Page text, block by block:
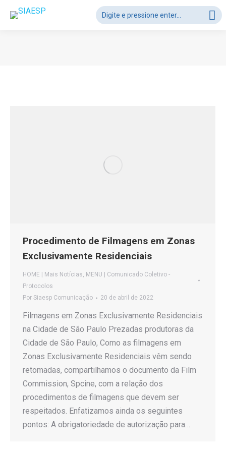
Search:
Procedimento de Filmagens em Zonas
Exclusivamente Residenciais
HOME | Mais Notícias, MENU | Comunicado Coletivo -
Protocolos
Por Siaesp Comunicação 20 de abril de 2022
Filmagens em Zonas Exclusivamente Residenciais
na Cidade de São Paulo Prezadas produtoras da
Cidade de São Paulo, Como as filmagens em
Zonas Exclusivamente Residenciais vêm sendo
retomadas, compartilhamos o documento da Film
Commission, Spcine, com a relação dos
procedimentos de filmagens que devem ser
respeitados. Enfatizamos ainda os seguintes
pontos: A obrigatoriedade de autorização para…